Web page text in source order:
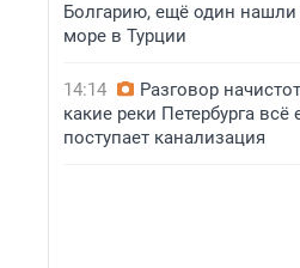
Болгарию, ещё один нашли
море в Турции
14:14
Разговор
какие реки Петербурга всё
поступает канализация